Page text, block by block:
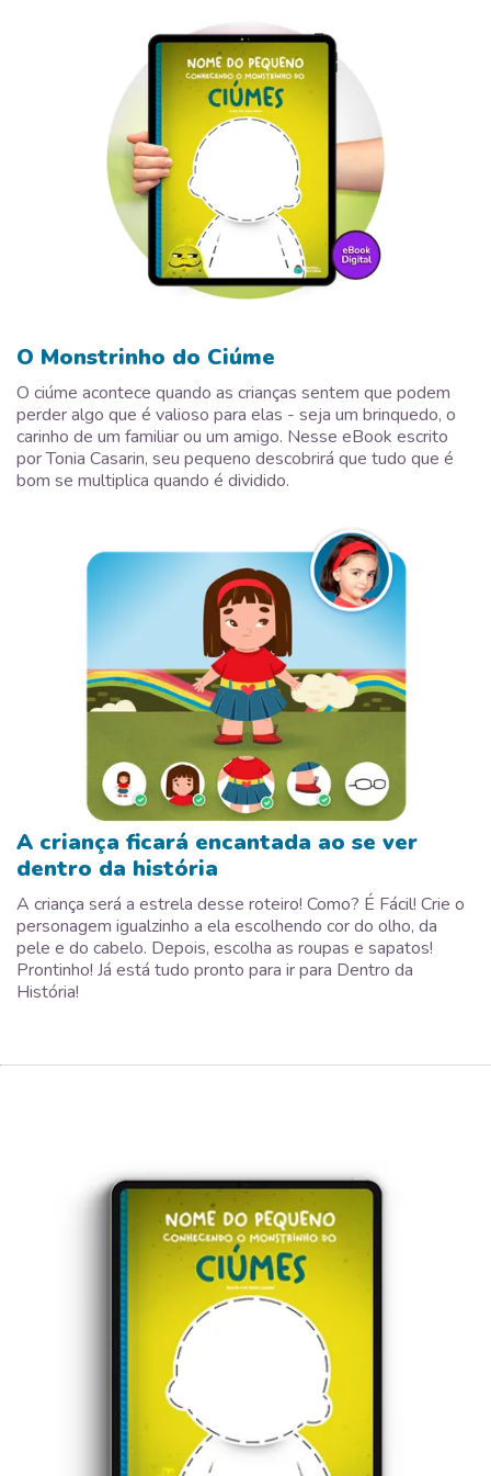
O Monstrinho do Ciúme
O ciúme acontece quando as crianças sentem que podem
perder algo que é valioso para elas - seja um brinquedo, o
carinho de um familiar ou um amigo. Nesse eBook escrito
por Tonia Casarin, seu pequeno descobrirá que tudo que é
bom se multiplica quando é dividido.
A criança ficará encantada ao se ver
dentro da história
A criança será a estrela desse roteiro! Como? É Fácil! Crie o
personagem igualzinho a ela escolhendo cor do olho, da
pele e do cabelo. Depois, escolha as roupas e sapatos!
Prontinho! Já está tudo pronto para ir para Dentro da
História!